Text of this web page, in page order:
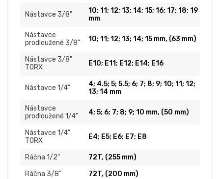
Nástavce 3/8"
10; 11; 12; 13; 14; 15; 16; 17; 18; 19
mm
Nástavce
prodloužené 3/8"
10; 11; 12; 13; 14; 15 mm, (63 mm)
Nástavce 3/8"
TORX
E10; E11; E12; E14; E16
Nástavce 1/4"
4; 4.5; 5; 5.5; 6; 7; 8; 9; 10; 11; 12;
13; 14 mm
Nástavce
prodloužené 1/4"
4; 5; 6; 7; 8; 9; 10 mm, (50 mm)
Nástavce 1/4"
TORX
E4; E5; E6; E7; E8
Ráčna 1/2"
72T, (255 mm)
Ráčna 3/8"
72T, (200 mm)